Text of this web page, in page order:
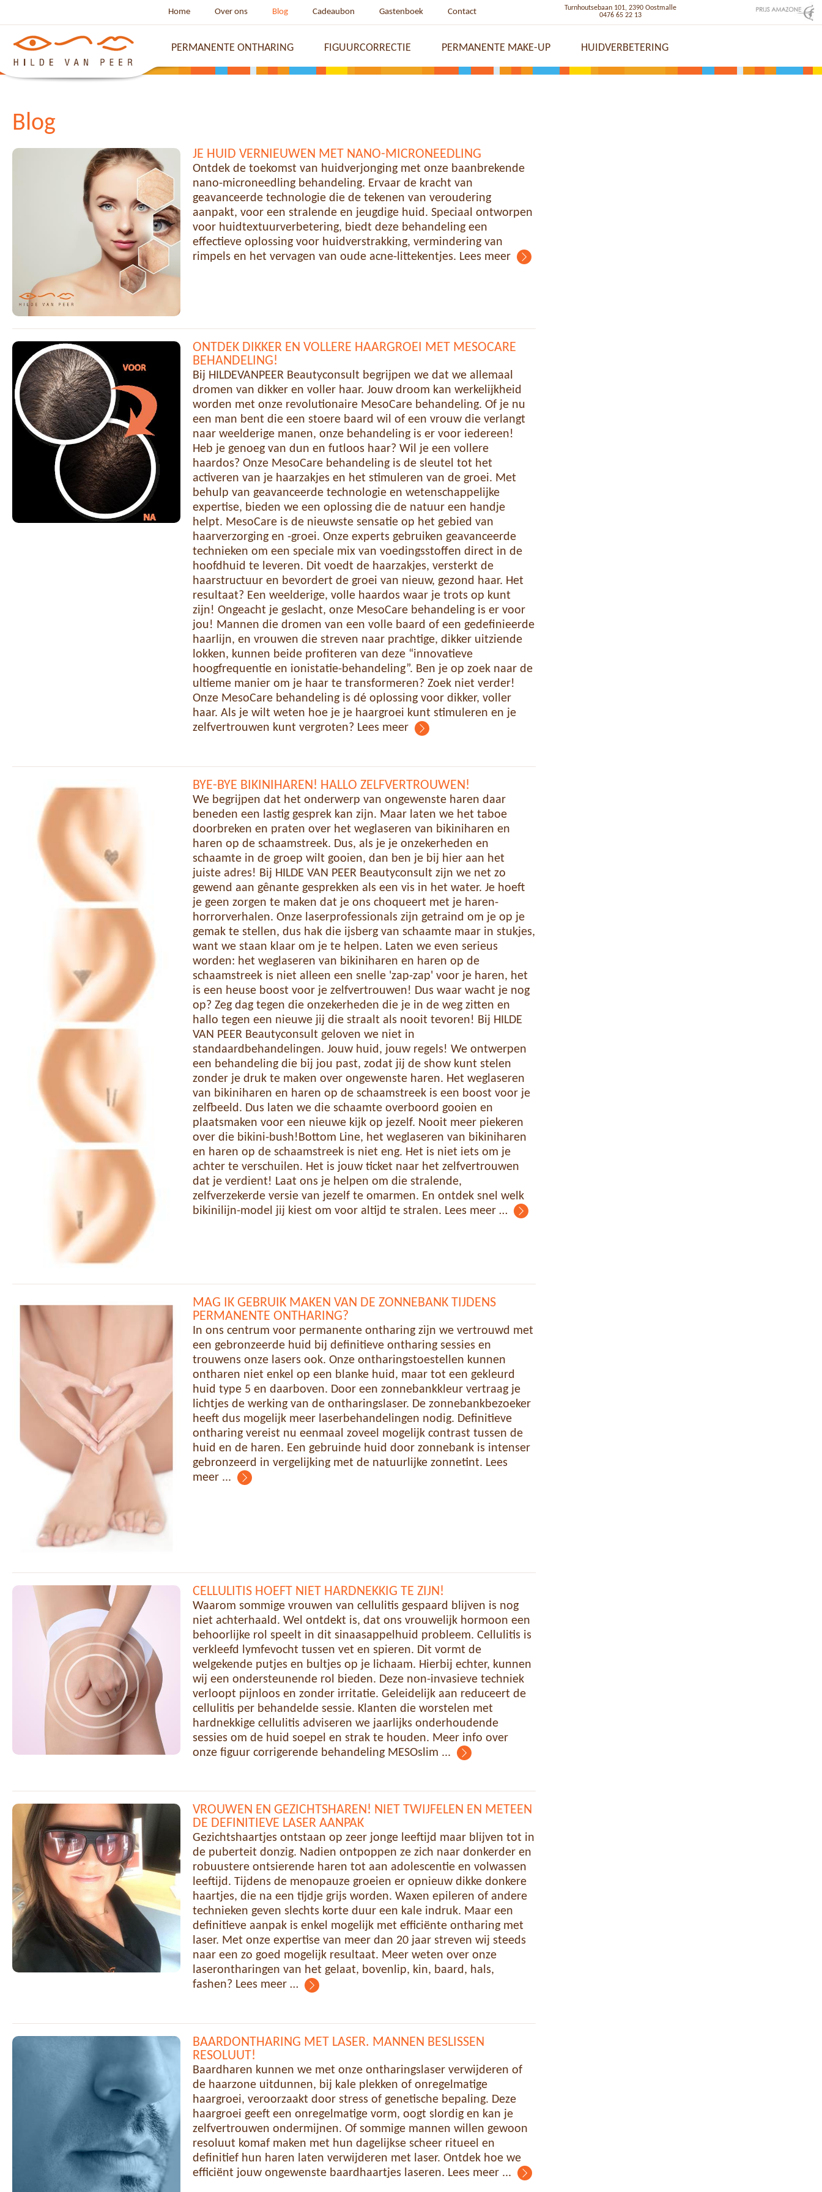
Home Over ons Blog Cadeaubon Gastenboek Contact
Turnhoutsebaan 101, 2390 Oostmalle
0476 65 22 13
PERMANENTE ONTHARING FIGUURCORRECTIE PERMANENTE MAKE-UP HUIDVERBETERING
Blog
JE HUID VERNIEUWEN MET NANO-MICRONEEDLING
Ontdek de toekomst van huidverjonging met onze baanbrekende
nano-microneedling behandeling. Ervaar de kracht van
geavanceerde technologie die de tekenen van veroudering
aanpakt, voor een stralende en jeugdige huid. Speciaal ontworpen
voor huidtextuurverbetering, biedt deze behandeling een
effectieve oplossing voor huidverstrakking, vermindering van
rimpels en het vervagen van oude acne-littekentjes. Lees meer
ONTDEK DIKKER EN VOLLERE HAARGROEI MET MESOCARE
BEHANDELING!
Bij HILDEVANPEER Beautyconsult begrijpen we dat we allemaal
dromen van dikker en voller haar. Jouw droom kan werkelijkheid
worden met onze revolutionaire MesoCare behandeling. Of je nu
een man bent die een stoere baard wil of een vrouw die verlangt
naar weelderige manen, onze behandeling is er voor iedereen!
Heb je genoeg van dun en futloos haar? Wil je een vollere
haardos? Onze MesoCare behandeling is de sleutel tot het
activeren van je haarzakjes en het stimuleren van de groei. Met
behulp van geavanceerde technologie en wetenschappelijke
expertise, bieden we een oplossing die de natuur een handje
helpt. MesoCare is de nieuwste sensatie op het gebied van
haarverzorging en -groei. Onze experts gebruiken geavanceerde
technieken om een speciale mix van voedingsstoffen direct in de
hoofdhuid te leveren. Dit voedt de haarzakjes, versterkt de
haarstructuur en bevordert de groei van nieuw, gezond haar. Het
resultaat? Een weelderige, volle haardos waar je trots op kunt
zijn! Ongeacht je geslacht, onze MesoCare behandeling is er voor
jou! Mannen die dromen van een volle baard of een gedefinieerde
haarlijn, en vrouwen die streven naar prachtige, dikker uitziende
lokken, kunnen beide profiteren van deze “innovatieve
hoogfrequentie en ionistatie-behandeling”. Ben je op zoek naar de
ultieme manier om je haar te transformeren? Zoek niet verder!
Onze MesoCare behandeling is dé oplossing voor dikker, voller
haar. Als je wilt weten hoe je je haargroei kunt stimuleren en je
zelfvertrouwen kunt vergroten? Lees meer
BYE-BYE BIKINIHAREN! HALLO ZELFVERTROUWEN!
We begrijpen dat het onderwerp van ongewenste haren daar
beneden een lastig gesprek kan zijn. Maar laten we het taboe
doorbreken en praten over het weglaseren van bikiniharen en
haren op de schaamstreek. Dus, als je je onzekerheden en
schaamte in de groep wilt gooien, dan ben je bij hier aan het
juiste adres! Bij HILDE VAN PEER Beautyconsult zijn we net zo
gewend aan gênante gesprekken als een vis in het water. Je hoeft
je geen zorgen te maken dat je ons choqueert met je haren-
horrorverhalen. Onze laserprofessionals zijn getraind om je op je
gemak te stellen, dus hak die ijsberg van schaamte maar in stukjes,
want we staan klaar om je te helpen. Laten we even serieus
worden: het weglaseren van bikiniharen en haren op de
schaamstreek is niet alleen een snelle 'zap-zap' voor je haren, het
is een heuse boost voor je zelfvertrouwen! Dus waar wacht je nog
op? Zeg dag tegen die onzekerheden die je in de weg zitten en
hallo tegen een nieuwe jij die straalt als nooit tevoren! Bij HILDE
VAN PEER Beautyconsult geloven we niet in
standaardbehandelingen. Jouw huid, jouw regels! We ontwerpen
een behandeling die bij jou past, zodat jij de show kunt stelen
zonder je druk te maken over ongewenste haren. Het weglaseren
van bikiniharen en haren op de schaamstreek is een boost voor je
zelfbeeld. Dus laten we die schaamte overboord gooien en
plaatsmaken voor een nieuwe kijk op jezelf. Nooit meer piekeren
over die bikini-bush!Bottom Line, het weglaseren van bikiniharen
en haren op de schaamstreek is niet eng. Het is niet iets om je
achter te verschuilen. Het is jouw ticket naar het zelfvertrouwen
dat je verdient! Laat ons je helpen om die stralende,
zelfverzekerde versie van jezelf te omarmen. En ontdek snel welk
bikinilijn-model jij kiest om voor altijd te stralen. Lees meer …
MAG IK GEBRUIK MAKEN VAN DE ZONNEBANK TIJDENS
PERMANENTE ONTHARING?
In ons centrum voor permanente ontharing zijn we vertrouwd met
een gebronzeerde huid bij definitieve ontharing sessies en
trouwens onze lasers ook. Onze ontharingstoestellen kunnen
ontharen niet enkel op een blanke huid, maar tot een gekleurd
huid type 5 en daarboven. Door een zonnebankkleur vertraag je
lichtjes de werking van de ontharingslaser. De zonnebankbezoeker
heeft dus mogelijk meer laserbehandelingen nodig. Definitieve
ontharing vereist nu eenmaal zoveel mogelijk contrast tussen de
huid en de haren. Een gebruinde huid door zonnebank is intenser
gebronzeerd in vergelijking met de natuurlijke zonnetint. Lees
meer ...
CELLULITIS HOEFT NIET HARDNEKKIG TE ZIJN!
Waarom sommige vrouwen van cellulitis gespaard blijven is nog
niet achterhaald. Wel ontdekt is, dat ons vrouwelijk hormoon een
behoorlijke rol speelt in dit sinaasappelhuid probleem. Cellulitis is
verkleefd lymfevocht tussen vet en spieren. Dit vormt de
welgekende putjes en bultjes op je lichaam. Hierbij echter, kunnen
wij een ondersteunende rol bieden. Deze non-invasieve techniek
verloopt pijnloos en zonder irritatie. Geleidelijk aan reduceert de
cellulitis per behandelde sessie. Klanten die worstelen met
hardnekkige cellulitis adviseren we jaarlijks onderhoudende
sessies om de huid soepel en strak te houden. Meer info over
onze figuur corrigerende behandeling MESOslim ...
VROUWEN EN GEZICHTSHAREN! NIET TWIJFELEN EN METEEN
DE DEFINITIEVE LASER AANPAK
Gezichtshaartjes ontstaan op zeer jonge leeftijd maar blijven tot in
de puberteit donzig. Nadien ontpoppen ze zich naar donkerder en
robuustere ontsierende haren tot aan adolescentie en volwassen
leeftijd. Tijdens de menopauze groeien er opnieuw dikke donkere
haartjes, die na een tijdje grijs worden. Waxen epileren of andere
technieken geven slechts korte duur een kale indruk. Maar een
definitieve aanpak is enkel mogelijk met efficiënte ontharing met
laser. Met onze expertise van meer dan 20 jaar streven wij steeds
naar een zo goed mogelijk resultaat. Meer weten over onze
laserontharingen van het gelaat, bovenlip, kin, baard, hals,
fashen? Lees meer …
BAARDONTHARING MET LASER. MANNEN BESLISSEN
RESOLUUT!
Baardharen kunnen we met onze ontharingslaser verwijderen of
de haarzone uitdunnen, bij kale plekken of onregelmatige
haargroei, veroorzaakt door stress of genetische bepaling. Deze
haargroei geeft een onregelmatige vorm, oogt slordig en kan je
zelfvertrouwen ondermijnen. Of sommige mannen willen gewoon
resoluut komaf maken met hun dagelijkse scheer ritueel en
definitief hun haren laten verwijderen met laser. Ontdek hoe we
efficiënt jouw ongewenste baardhaartjes laseren. Lees meer ...